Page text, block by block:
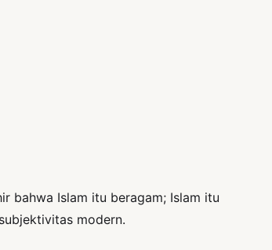
bahwa Islam itu beragam; Islam itu
modern.